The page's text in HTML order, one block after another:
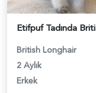
British Longhair
2 Aylık
Erkek